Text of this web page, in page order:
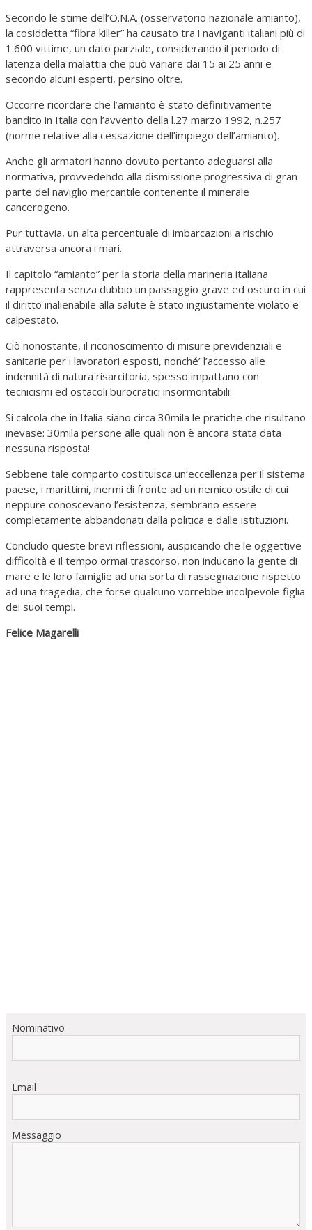
Secondo le stime dell’O.N.A. (osservatorio nazionale amianto),
la cosiddetta “fibra killer” ha causato tra i naviganti italiani più di
1.600 vittime, un dato parziale, considerando il periodo di
latenza della malattia che può variare dai 15 ai 25 anni e
secondo alcuni esperti, persino oltre.
Occorre ricordare che l’amianto è stato definitivamente
bandito in Italia con l’avvento della l.27 marzo 1992, n.257
(norme relative alla cessazione dell’impiego dell’amianto).
Anche gli armatori hanno dovuto pertanto adeguarsi alla
normativa, provvedendo alla dismissione progressiva di gran
parte del naviglio mercantile contenente il minerale
cancerogeno.
Pur tuttavia, un alta percentuale di imbarcazioni a rischio
attraversa ancora i mari.
Il capitolo “amianto” per la storia della marineria italiana
rappresenta senza dubbio un passaggio grave ed oscuro in cui
il diritto inalienabile alla salute è stato ingiustamente violato e
calpestato.
Ciò nonostante, il riconoscimento di misure previdenziali e
sanitarie per i lavoratori esposti, nonché’ l’accesso alle
indennità di natura risarcitoria, spesso impattano con
tecnicismi ed ostacoli burocratici insormontabili.
Si calcola che in Italia siano circa 30mila le pratiche che risultano
inevase: 30mila persone alle quali non è ancora stata data
nessuna risposta!
Sebbene tale comparto costituisca un’eccellenza per il sistema
paese, i marittimi, inermi di fronte ad un nemico ostile di cui
neppure conoscevano l’esistenza, sembrano essere
completamente abbandonati dalla politica e dalle istituzioni.
Concludo queste brevi riflessioni, auspicando che le oggettive
difficoltà e il tempo ormai trascorso, non inducano la gente di
mare e le loro famiglie ad una sorta di rassegnazione rispetto
ad una tragedia, che forse qualcuno vorrebbe incolpevole figlia
dei suoi tempi.
Felice Magarelli
Nominativo
Email
Messaggio